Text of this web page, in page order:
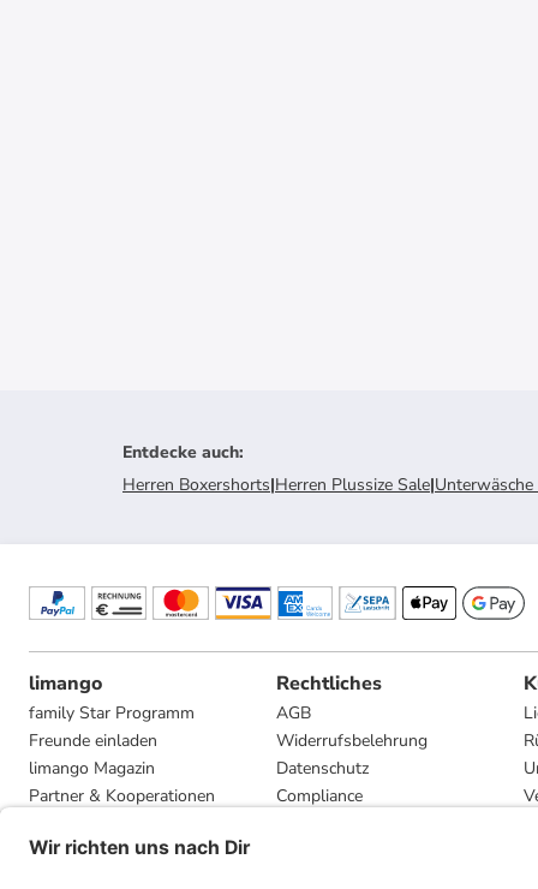
Entdecke auch:
Herren Boxershorts|Herren Plussize Sale|
limango
family Star Programm
Freunde einladen
limango Magazin
Partner & Kooperationen
Presse
Rechtliches
AGB
Widerrufsbelehrung
Datenschutz
Compliance